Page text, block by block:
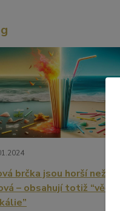
brčka jsou horší než
– obsahují totiž “věčné